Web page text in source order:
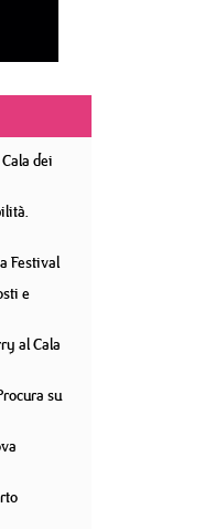
dei
Festival
e
al Cala
su